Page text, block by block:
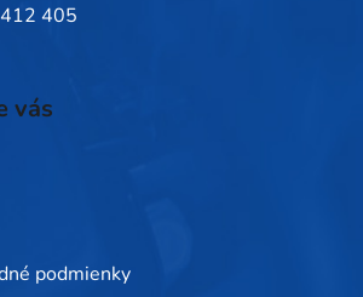
405
vás
podmienky